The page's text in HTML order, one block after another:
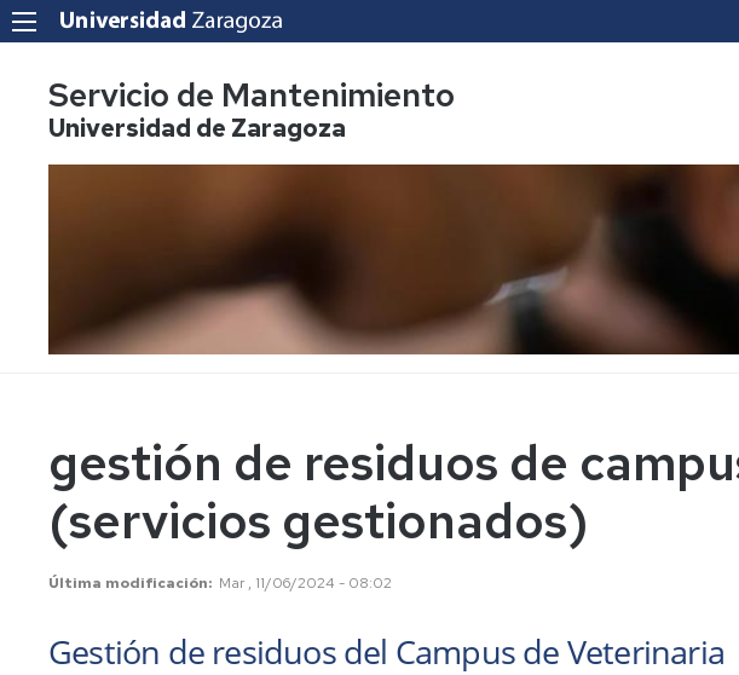
Servicio de Mantenimiento
Universidad de Zaragoza
gestión de residuos de
(servicios gestionados)
Última modificación Mar , 11/06/2024 - 08:02
Gestión de residuos del Campus de Veterinaria